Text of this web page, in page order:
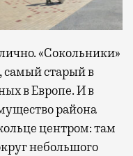
«Сокольники»
старый в
в Европе. И в
района
центром: там
небольшого